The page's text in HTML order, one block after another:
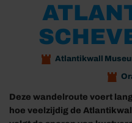
Atlantikwall
Deze wandelroute voert
hoe veelzijdig de